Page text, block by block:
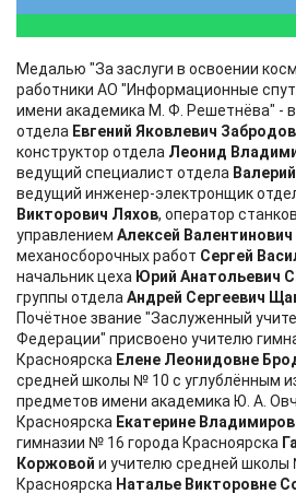
Медалью "За заслуги в освоении
работники АО "Информационные
имени академика М. Ф. Решетнёва" -
отдела Евгений Яковлевич Забродов
конструктор отдела Леонид
ведущий специалист отдела
ведущий инженер-электронщик
Викторович Ляхов, оператор
управлением Алексей
механосборочных работ Сергей
начальник цеха Юрий Анатольевич
группы отдела Андрей Сергеевич
Почётное звание "Заслуженный
Федерации" присвоено учителю
Красноярска Елене Леонидовне
средней школы № 10 с углублённым
предметов имени академика Ю. А.
Красноярска Екатерине
гимназии № 16 города Красноярска
Коржовой и учителю средней школы
Красноярска Наталье Викторовне